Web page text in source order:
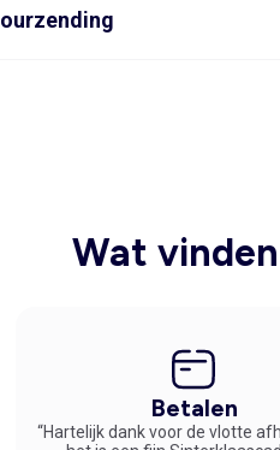
Wat
Betalen
“Hartelijk dank voor de vlotte